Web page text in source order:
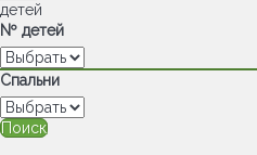
детей
Nº детей
Спальни
Поиск